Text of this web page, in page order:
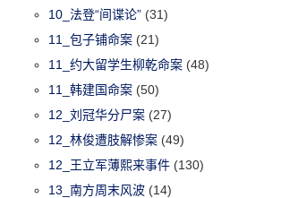
10_法登“间谍论” (31)
11_包子铺命案 (21)
11_约大留学生柳乾命案 (48)
11_韩建国命案 (50)
12_刘冠华分尸案 (27)
12_林俊遭肢解惨案 (49)
12_王立军薄熙来事件 (130)
13_南方周末风波 (14)